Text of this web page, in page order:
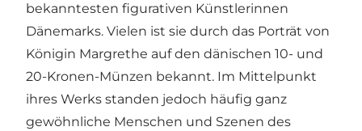
bekanntesten figurativen Künstlerinnen
Dänemarks. Vielen ist sie durch das Porträt von
Königin Margrethe auf den dänischen 10- und
20-Kronen-Münzen bekannt. Im Mittelpunkt
ihres Werks standen jedoch häufig ganz
gewöhnliche Menschen und Szenen des